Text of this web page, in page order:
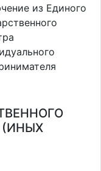
из Единого
(ИНЫХ